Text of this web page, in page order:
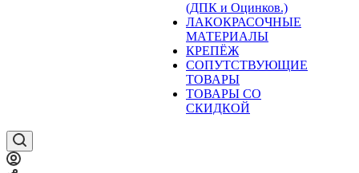
(ДПК и Оцинков.)
ЛАКОКРАСОЧНЫЕ
МАТЕРИАЛЫ
КРЕПЁЖ
СОПУТСТВУЮЩИЕ
ТОВАРЫ
ТОВАРЫ СО
СКИДКОЙ